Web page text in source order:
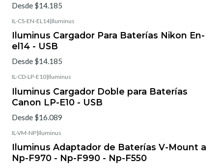
Desde $14.185
IL-CS-EN-EL14|Iluminus
Iluminus Cargador Para Baterías Nikon En-
el14 - USB
Desde $14.185
IL-CD-LP-E10|Iluminus
Iluminus Cargador Doble para Baterías
Canon LP-E10 - USB
Desde $16.089
IL-VM-NP|Iluminus
Iluminus Adaptador de Baterías V-Mount a
Np-F970 - Np-F990 - Np-F550